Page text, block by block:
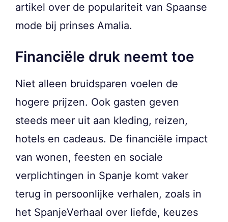
artikel over de populariteit van Spaanse
mode bij prinses Amalia.
Financiële druk neemt toe
Niet alleen bruidsparen voelen de
hogere prijzen. Ook gasten geven
steeds meer uit aan kleding, reizen,
hotels en cadeaus. De financiële impact
van wonen, feesten en sociale
verplichtingen in Spanje komt vaker
terug in persoonlijke verhalen, zoals in
het SpanjeVerhaal over liefde, keuzes